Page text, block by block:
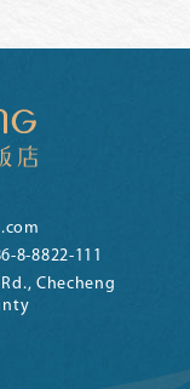
8-8822-111
Checheng